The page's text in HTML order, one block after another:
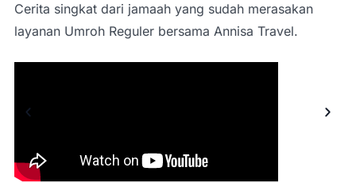
Cerita singkat dari jamaah yang sudah merasakan
layanan Umroh Reguler bersama Annisa Travel.